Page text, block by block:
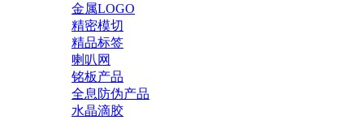
金属LOGO
精密模切
精品标签
喇叭网
铭板产品
全息防伪产品
水晶滴胶